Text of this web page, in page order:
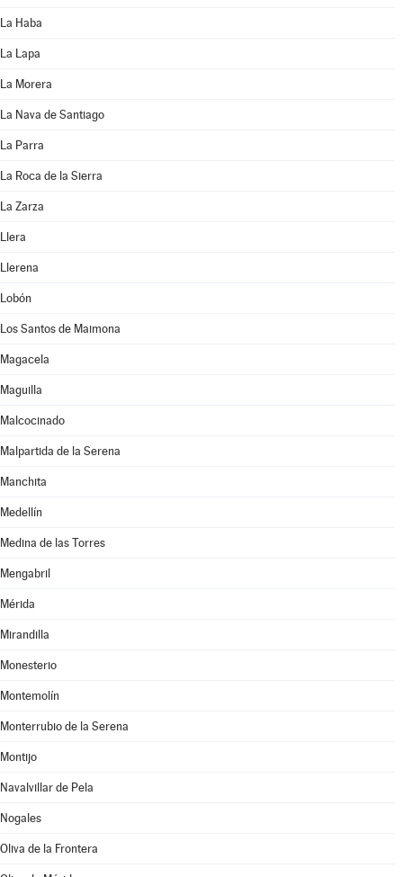
La Haba
La Lapa
La Morera
La Nava de Santiago
La Parra
La Roca de la Sierra
La Zarza
Llera
Llerena
Lobón
Los Santos de Maimona
Magacela
Maguilla
Malcocinado
Malpartida de la Serena
Manchita
Medellín
Medina de las Torres
Mengabril
Mérida
Mirandilla
Monesterio
Montemolín
Monterrubio de la Serena
Montijo
Navalvillar de Pela
Nogales
Oliva de la Frontera